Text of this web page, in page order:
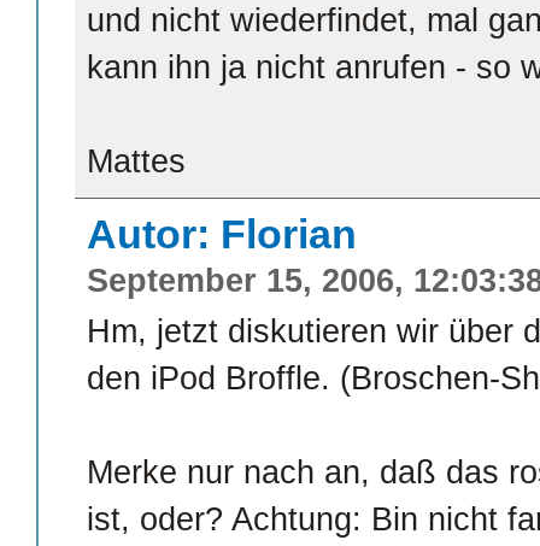
und nicht wiederfindet, mal
kann ihn ja nicht anrufen - so
Mattes
Autor: Florian
September 15, 2006,
Hm, jetzt diskutieren wir über
den iPod Broffle. (Broschen-
Merke nur nach an, daß das
ist, oder? Achtung: Bin nicht